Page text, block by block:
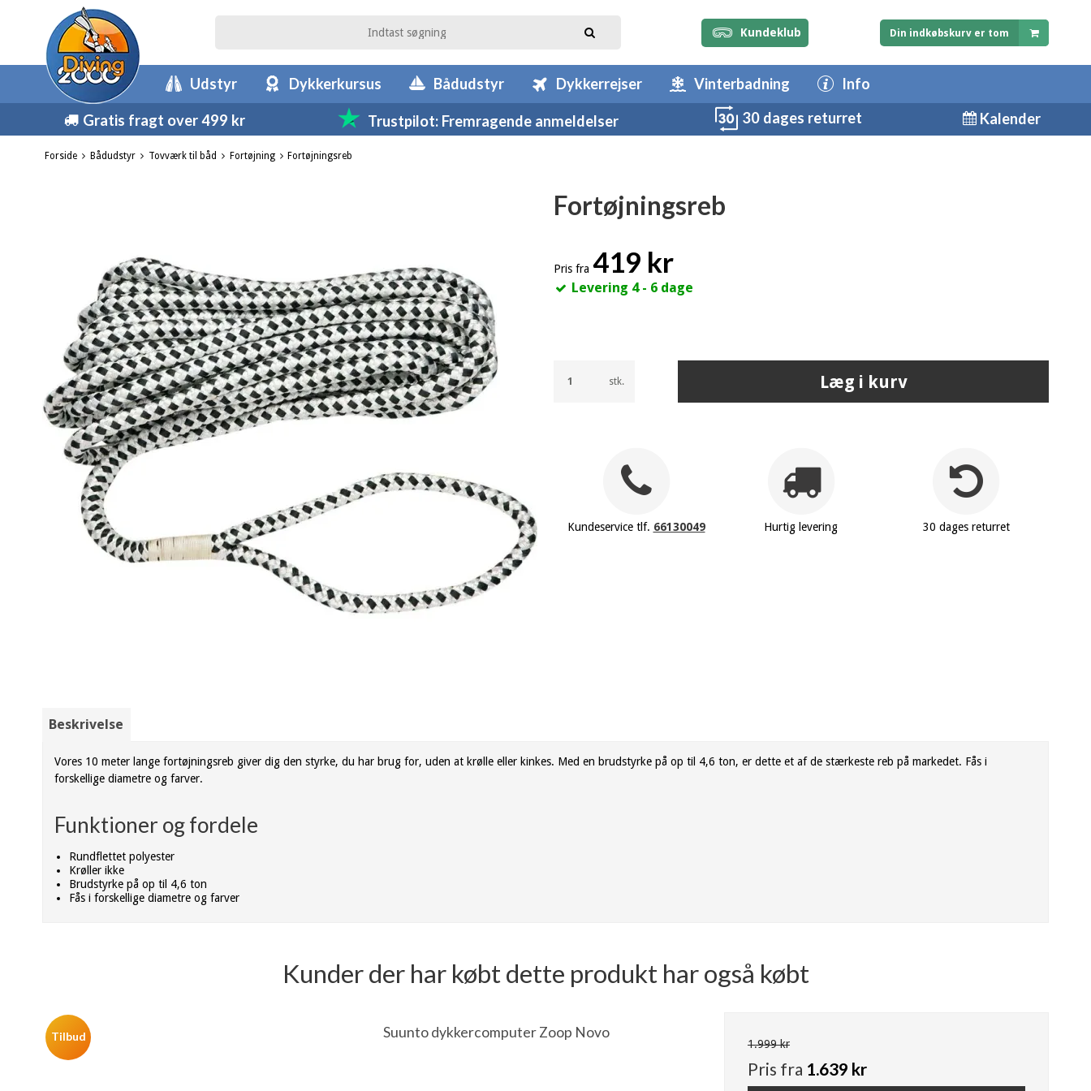
Kundeklub Din indkøbskurv er tom
Udstyr Dykkerkursus Bådudstyr Dykkerrejser Vinterbadning Info
Gratis fragt over 499 kr Trustpilot: Fremragende anmeldelser 30 dages returret Kalender
Forside Bådudstyr Tovværk til båd Fortøjning Fortøjningsreb
Fortøjningsreb
Pris fra 419 kr
Levering 4 - 6 dage
stk. Læg i kurv
Kundeservice tlf. 66130049 Hurtig levering 30 dages returret
Beskrivelse
Vores 10 meter lange fortøjningsreb giver dig den styrke, du har brug for, uden at krølle eller kinkes. Med en brudstyrke på op til 4,6 ton, er dette et af de stærkeste reb på markedet. Fås i
forskellige diametre og farver.
Funktioner og fordele
Rundflettet polyester
Krøller ikke
Brudstyrke på op til 4,6 ton
Fås i forskellige diametre og farver
Kunder der har købt dette produkt har også købt
Tilbud Suunto dykkercomputer Zoop Novo
1.999 kr
Pris fra 1.639 kr